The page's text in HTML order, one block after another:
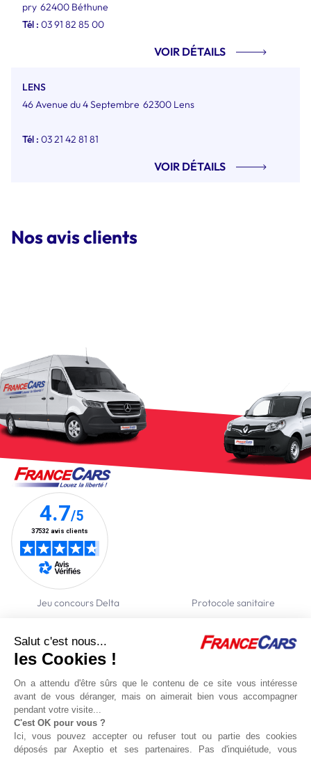
Salut c'est nous...
les Cookies !
On a attendu d'être sûrs que le contenu de ce site vous intéresse
avant de vous déranger, mais on aimerait bien vous accompagner
pendant votre visite...
C'est OK pour vous ?
Ici, vous pouvez accepter ou refuser tout ou partie des cookies
déposés par Axeptio et ses partenaires. Pas d'inquiétude, vous
pry 62400 Béthune
Tél : 03 91 82 85 00
VOIR DÉTAILS
LENS
46 Avenue du 4 Septembre 62300 Lens
Tél : 03 21 42 81 81
VOIR DÉTAILS
Nos avis clients
Jeu concours Delta
Protocole sanitaire
Actualités
Recrutement
Nous contacter
Location voitures Location utilitaires
Gestion des
Conditions de réservation en ligne
légales
Politique de gestion des cookies